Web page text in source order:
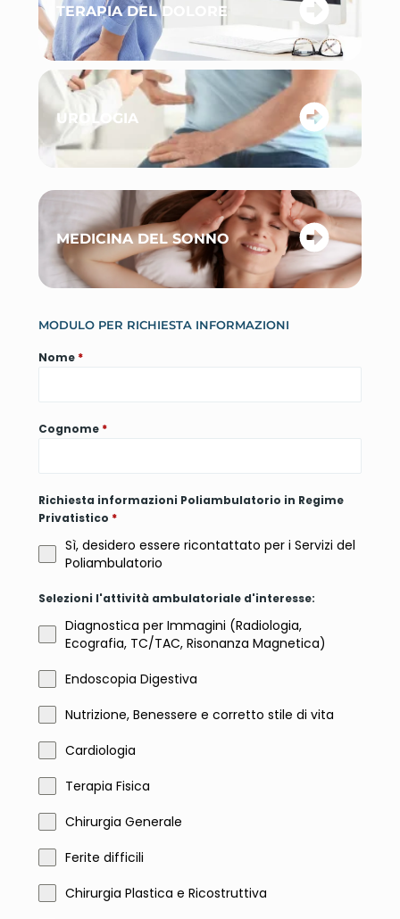
TERAPIA DEL DOLORE
UROLOGIA
MEDICINA DEL SONNO
MODULO PER RICHIESTA INFORMAZIONI
Nome *
Cognome *
Richiesta informazioni Poliambulatorio in Regime
Privatistico *
Sì, desidero essere ricontattato per i Servizi del
Poliambulatorio
Selezioni l'attività ambulatoriale d'interesse:
Diagnostica per Immagini (Radiologia,
Ecografia, TC/TAC, Risonanza Magnetica)
Endoscopia Digestiva
Nutrizione, Benessere e corretto stile di vita
Cardiologia
Terapia Fisica
Chirurgia Generale
Ferite difficili
Chirurgia Plastica e Ricostruttiva